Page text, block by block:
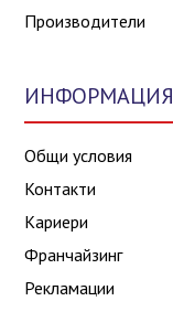
Производители
ИНФОРМАЦИЯ
Общи условия
Контакти
Кариери
Франчайзинг
Рекламации